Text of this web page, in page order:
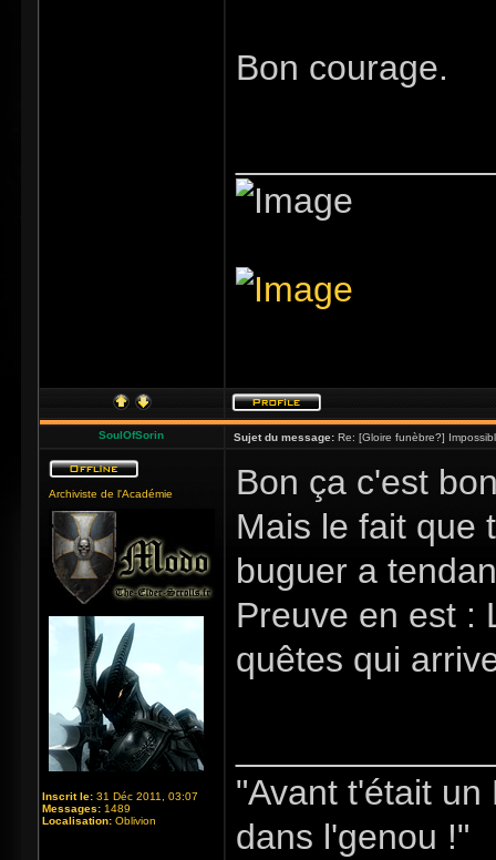
Bon courage.
SoulOfSorin Sujet du message: Re: [Gloire funèbre?]
Archiviste de l'Académie
Inscrit le: 31 Déc 2011, 03:07
Messages: 1489
Localisation: Oblivion
Bon ça c'est
Mais le fait que
buguer a
Preuve en est :
quêtes qui
"Avant t'était
dans l'genou !"